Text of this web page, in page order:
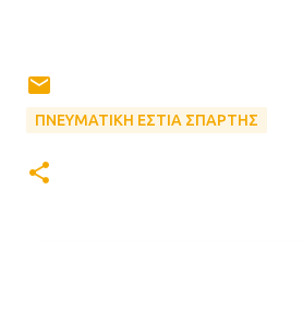
ΠΝΕΥΜΑΤΙΚΗ ΕΣΤΙΑ ΣΠΑΡΤΗΣ